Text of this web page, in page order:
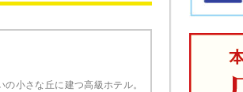
小さな丘に建つ高級ホテル。